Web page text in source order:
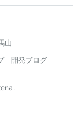
山
開発ブログ